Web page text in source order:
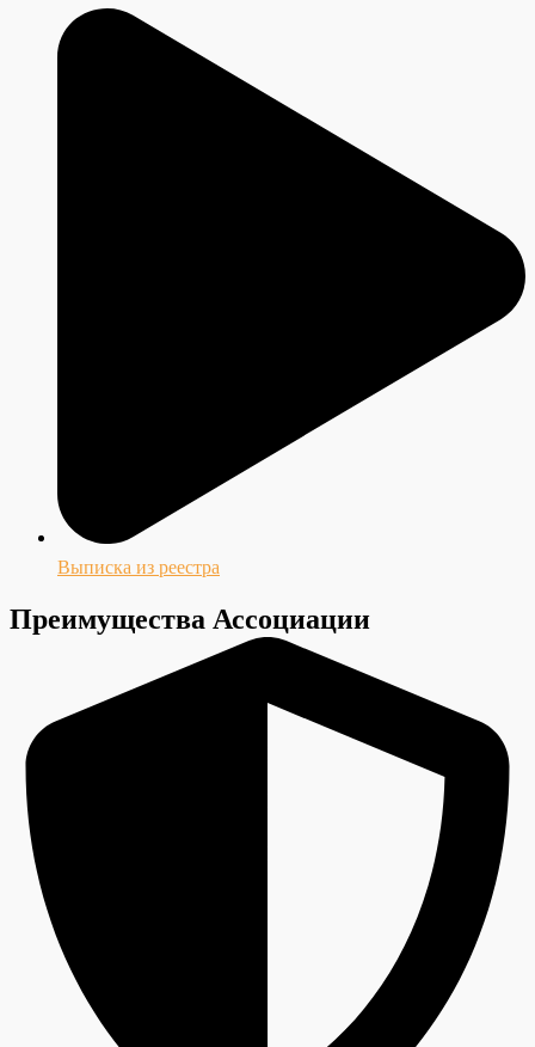
Выписка из реестра
Преимущества Ассоциации